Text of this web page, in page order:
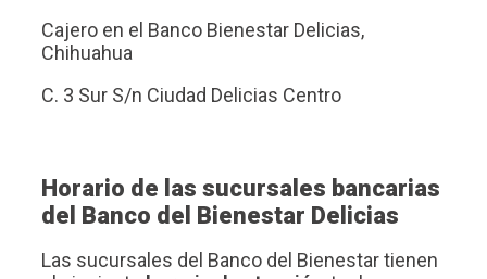
Cajero en el Banco Bienestar Delicias,
Chihuahua
C. 3 Sur S/n Ciudad Delicias Centro
Horario de las sucursales bancarias
del Banco del Bienestar Delicias
Las sucursales del Banco del Bienestar tienen